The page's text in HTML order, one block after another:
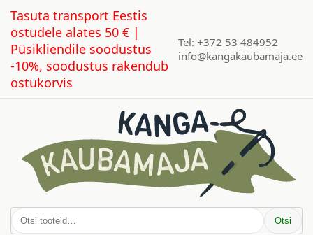
Tasuta transport Eestis
ostudele alates 50 € |
Püsikliendile soodustus
-10%, soodustus rakendub
ostukorvis
Tel: +372 53 484952
info@kangakaubamaja.ee
Otsi: Otsi